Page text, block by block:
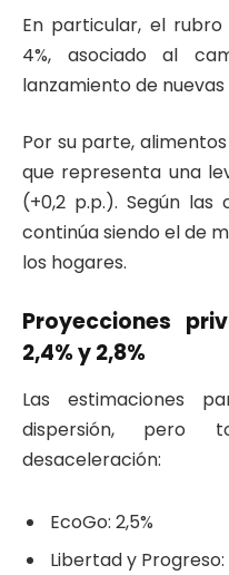
En particular, el
4%, asociado al
lanzamiento de
Por su parte, alimentos
que representa una
(+0,2 p.p.). Según las
continúa siendo el de
los hogares.
Proyecciones
2,4% y 2,8%
Las estimaciones
dispersión, pero
desaceleración:
EcoGo: 2,5%
Libertad y Progreso: